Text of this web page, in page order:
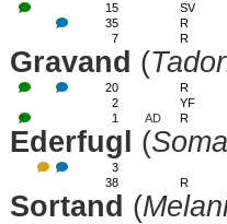
15
SV
35
R
7
R
Gravand (
20 R
2
YF
1
AD R
Ederfugl (
3
38
R
Sortand (